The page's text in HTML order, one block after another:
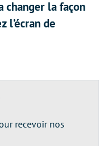
changer la façon
l’écran de
recevoir nos